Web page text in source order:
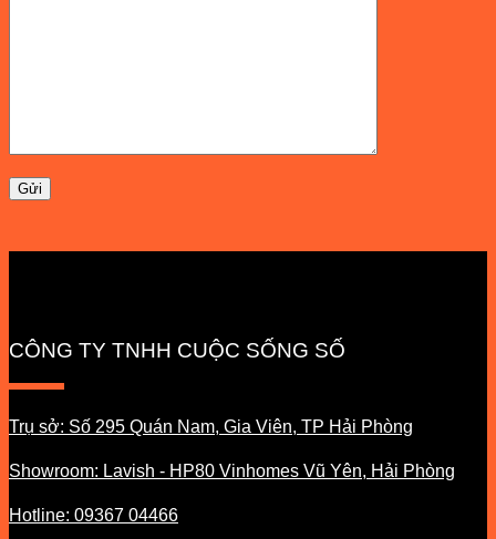
CÔNG TY TNHH CUỘC SỐNG SỐ
Trụ sở: Số 295 Quán Nam, Gia Viên, TP Hải Phòng
Showroom: Lavish - HP80 Vinhomes Vũ Yên, Hải Phòng
Hotline: 09367 04466